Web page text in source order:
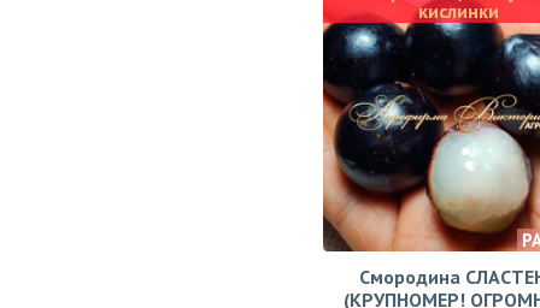
кислинки
Смородина
(КРУПНОМЕР!